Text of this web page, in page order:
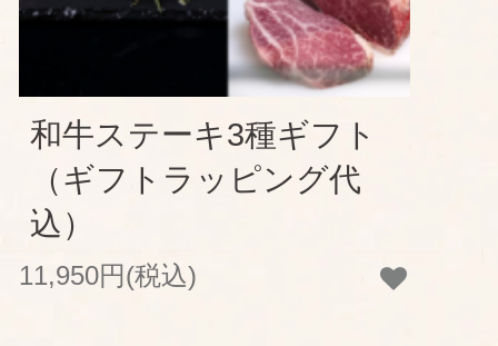
和牛ステーキ3種ギフト
（ギフトラッピング代
込）
11,950円(税込)